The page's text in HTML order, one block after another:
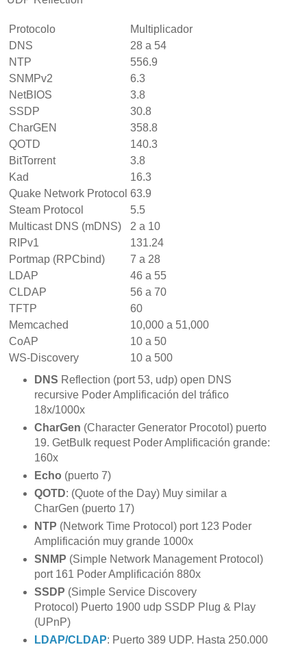
Protocolo
Multiplicador
DNS
28 a 54
NTP
556.9
SNMPv2
6.3
NetBIOS
3.8
SSDP
30.8
CharGEN
358.8
QOTD
140.3
BitTorrent
3.8
Kad
16.3
Quake Network Protocol 63.9
Steam Protocol
5.5
Multicast DNS (mDNS)
2 a 10
RIPv1
131.24
Portmap (RPCbind)
7 a 28
LDAP
46 a 55
CLDAP
56 a 70
TFTP
60
Memcached
10,000 a 51,000
CoAP
10 a 50
WS-Discovery
10 a 500
DNS Reflection (port 53, udp) open DNS
recursive Poder Amplificación del tráfico
18x/1000x
CharGen (Character Generator Procotol) puerto
19. GetBulk request Poder Amplificación grande:
160x
Echo (puerto 7)
QOTD: (Quote of the Day) Muy similar a
CharGen (puerto 17)
NTP (Network Time Protocol) port 123 Poder
Amplificación muy grande 1000x
SNMP (Simple Network Management Protocol)
port 161 Poder Amplificación 880x
SSDP (Simple Service Discovery
Protocol) Puerto 1900 udp SSDP Plug & Play
(UPnP)
LDAP/CLDAP: Puerto 389 UDP. Hasta 250.000